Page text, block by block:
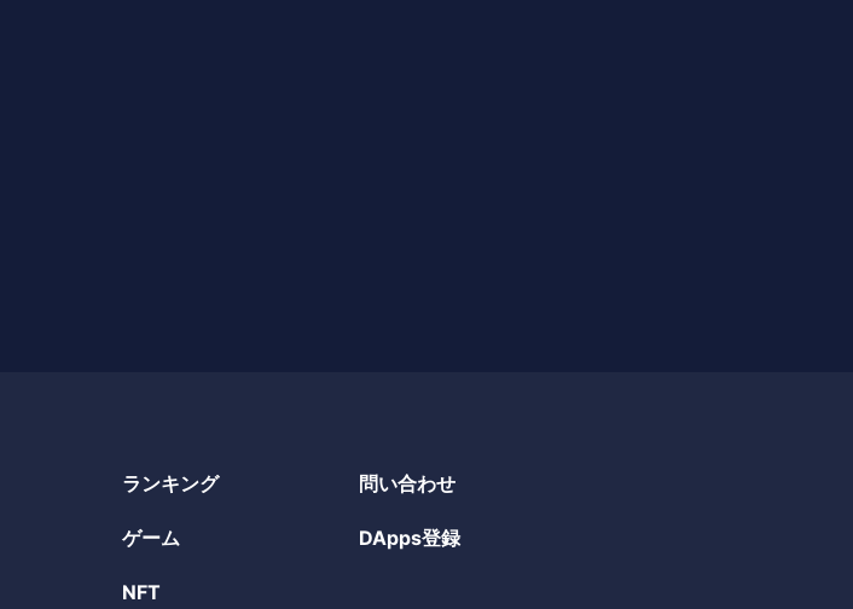
ランキング
ゲーム
NFT
問い合わせ
DApps登録